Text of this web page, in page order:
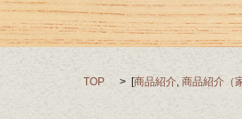
TOP [商品紹介, 商品紹介（